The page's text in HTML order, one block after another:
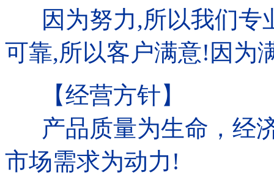
因为努力,所以我们专
可靠,所以客户满意!因为
【经营方针】
产品质量为生命，经
市场需求为动力!